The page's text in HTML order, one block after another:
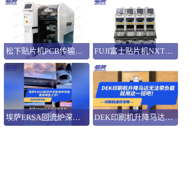
松下贴片机PCB传输不畅的原因与处理方法 FUJI富士贴片机NXT3选M3 III还是M6三代机？看完这篇告别纠结！
埃萨ERSA回流炉深度保养，到底要做哪些工作？ DEK印刷机升降马达无法带负载就用这一招吧！